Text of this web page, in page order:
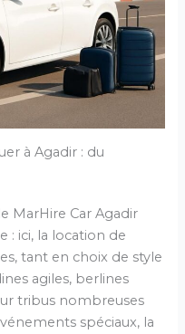
à Agadir : du
MarHire Car Agadir
: ici, la location de
tant en choix de style
agiles, berlines
tribus nombreuses
spéciaux, la